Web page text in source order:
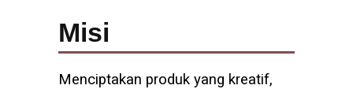
Misi
Menciptakan produk yang kreatif,